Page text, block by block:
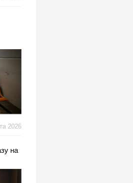
2026
на